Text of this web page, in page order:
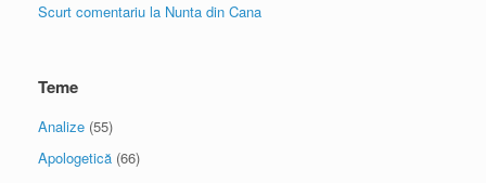
Scurt comentariu la Nunta din Cana
Teme
Analize (55)
Apologetică (66)